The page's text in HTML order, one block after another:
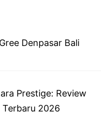
Denpasar Bali
Prestige: Review
Terbaru 2026